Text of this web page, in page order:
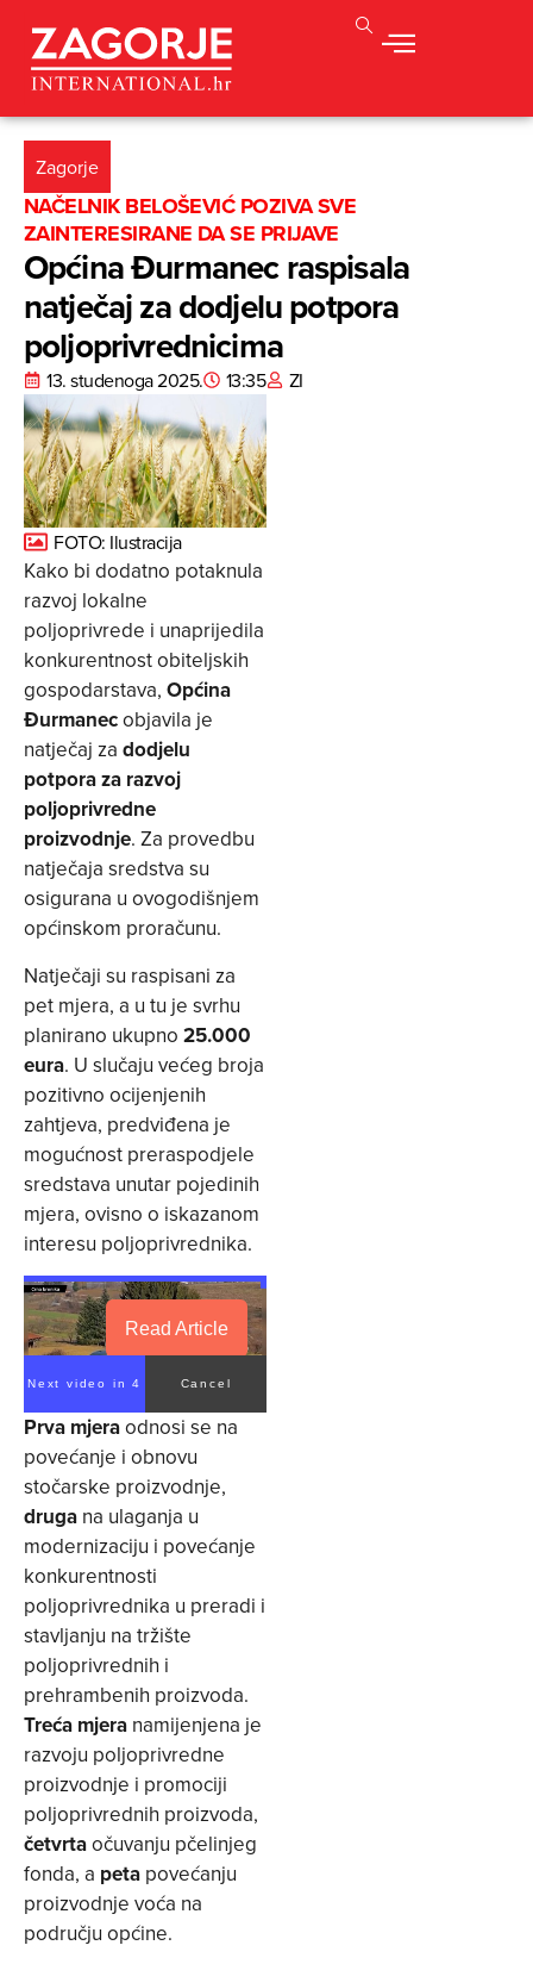
Zagorje
NAČELNIK BELOŠEVIĆ POZIVA SVE
ZAINTERESIRANE DA SE PRIJAVE
Općina Đurmanec raspisala
natječaj za dodjelu potpora
poljoprivrednicima
13. studenoga 2025. 13:35 ZI
FOTO: Ilustracija
Kako bi dodatno potaknula
razvoj lokalne
poljoprivrede i unaprijedila
konkurentnost obiteljskih
gospodarstava, Općina
Đurmanecobjavila je
natječaj za dodjelu
potpora za razvoj
poljoprivredne
proizvodnje. Za provedbu
natječaja sredstva su
osigurana u ovogodišnjem
općinskom proračunu.
Natječaji su raspisani za
pet mjera, a u tu je svrhu
planirano ukupno 25.000
eura. U slučaju većeg broja
pozitivno ocijenjenih
zahtjeva, predviđena je
mogućnost preraspodjele
sredstava unutar pojedinih
mjera, ovisno o iskazanom
interesu poljoprivrednika.
Read Article
Next video in 4 Cancel
Prva mjeraodnosi se na
povećanje i obnovu
stočarske proizvodnje,
druga na ulaganja u
modernizaciju i povećanje
konkurentnosti
poljoprivrednika u preradi i
stavljanju na tržište
poljoprivrednih i
prehrambenih proizvoda.
Treća mjera namijenjena je
razvoju poljoprivredne
proizvodnje i promociji
poljoprivrednih proizvoda,
četvrtaočuvanju pčelinjeg
fonda, a peta povećanju
proizvodnje voća na
području općine.